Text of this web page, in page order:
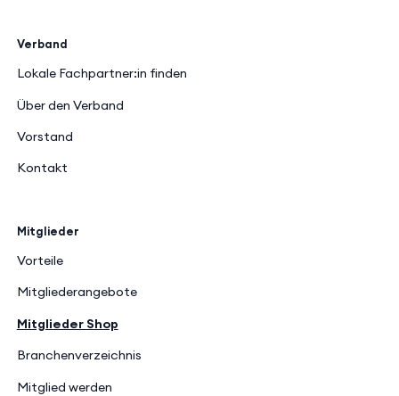
Verband
Lokale Fachpartner:in finden
Über den Verband
Vorstand
Kontakt
Mitglieder
Vorteile
Mitgliederangebote
Mitglieder Shop
Branchenverzeichnis
Mitglied werden